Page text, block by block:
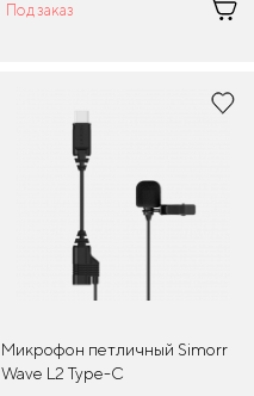
Под заказ
Микрофон петличный Simorr
Wave L2 Type-C